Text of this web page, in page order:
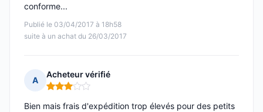
Publié le 03/04/2017 à 18h58
suite à un achat du 26/03/2017
conforme...
A
Acheteur vérifié
Note : 3 sur 5
Bien mais frais d'expédition trop élevés pour des petits